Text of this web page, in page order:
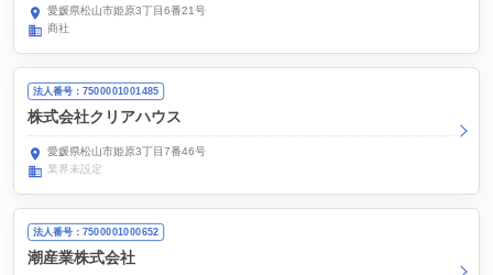
愛媛県松山市姫原3丁目6番21号
商社
法人番号：7500001001485
株式会社クリアハウス
愛媛県松山市姫原3丁目7番46号
業界未設定
法人番号：7500001000652
潮産業株式会社